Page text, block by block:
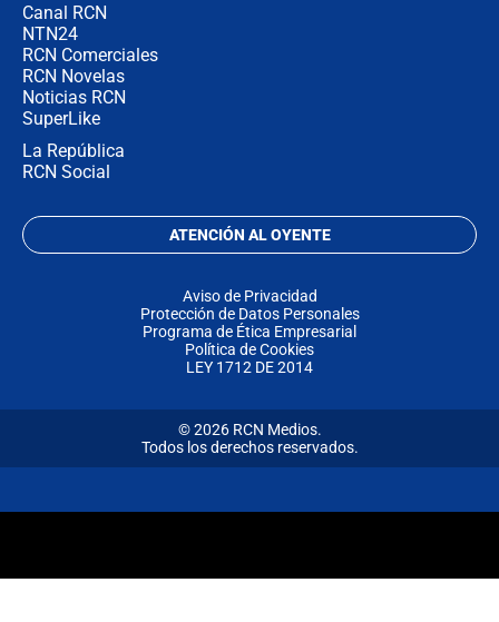
Canal RCN
NTN24
RCN Comerciales
RCN Novelas
Noticias RCN
SuperLike
La República
RCN Social
ATENCIÓN AL OYENTE
Aviso de Privacidad
Protección de Datos Personales
Programa de Ética Empresarial
Política de Cookies
LEY 1712 DE 2014
© 2026 RCN Medios.
Todos los derechos reservados.